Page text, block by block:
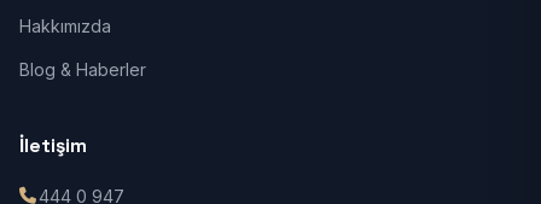
Hakkımızda
Blog & Haberler
İletişim
444 0 947